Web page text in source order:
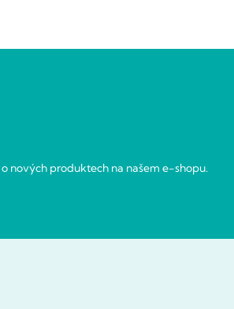
nových produktech na našem e-shopu.